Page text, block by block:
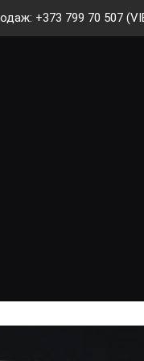
+373 799 70 507